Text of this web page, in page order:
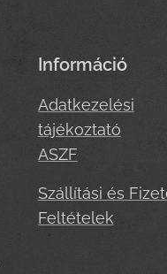
Információ
Adatkezelési
tájékoztató
ASZF
Szállítási és
Feltételek